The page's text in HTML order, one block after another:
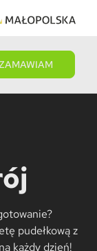
pudełkową z
każdy dzień!